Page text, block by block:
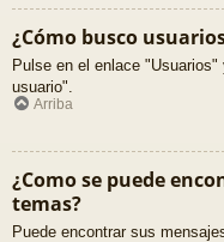
¿Cómo busco
Pulse en el enlace
usuario".
Arriba
¿Como se puede
temas?
Puede encontrar sus